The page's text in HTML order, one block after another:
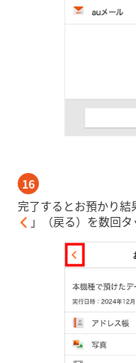
16
完了するとお預かり
」（戻る）を数回タ